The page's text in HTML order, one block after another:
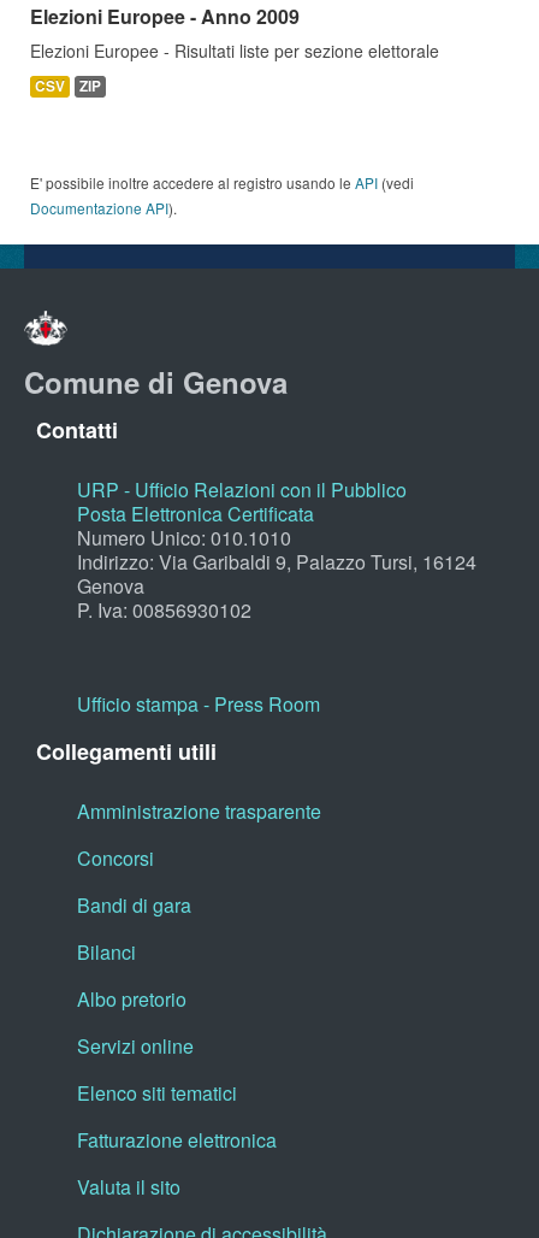
Elezioni Europee - Anno 2009
Elezioni Europee - Risultati liste per sezione elettorale
CSV ZIP
E' possibile inoltre accedere al registro usando le API (vedi
Documentazione API).
Comune di Genova
Contatti
URP - Ufficio Relazioni con il Pubblico
Posta Elettronica Certificata
Numero Unico: 010.1010
Indirizzo: Via Garibaldi 9, Palazzo Tursi, 16124
Genova
P. Iva: 00856930102
Ufficio stampa - Press Room
Collegamenti utili
Amministrazione trasparente
Concorsi
Bandi di gara
Bilanci
Albo pretorio
Servizi online
Elenco siti tematici
Fatturazione elettronica
Valuta il sito